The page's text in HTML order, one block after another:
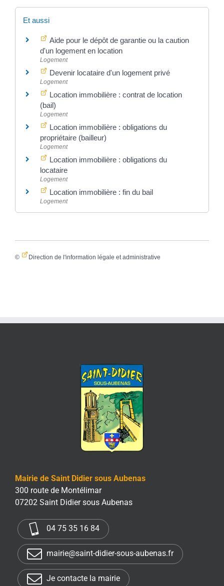
Et aussi
Aide pour le dépôt de garantie ou la caution
d'un logement en location
Logement
Devenir locataire d'un logement privé
Logement
Location immobilière : contrat de location
(bail)
Logement
Location immobilière : obligations du
propriétaire (bailleur)
Logement
Location immobilière : obligations du
locataire
Logement
Location immobilière : fin du bail
Logement
© Direction de l'information légale et administrative
Mairie de Saint Didier sous Aubenas
300 route de Montélimar
07202 Saint Didier sous Aubenas
04 75 35 16 84
mairie@saint-didier-sous-aubenas.fr
Je contacte la mairie